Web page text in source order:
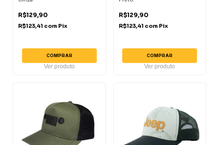
R$129,90
R$123,41 com Pix
COMPRAR
Ver produto
R$129,90
R$123,41 com Pix
COMPRAR
Ver produto